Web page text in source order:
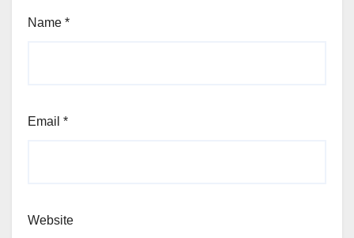
Name *
Email *
Website